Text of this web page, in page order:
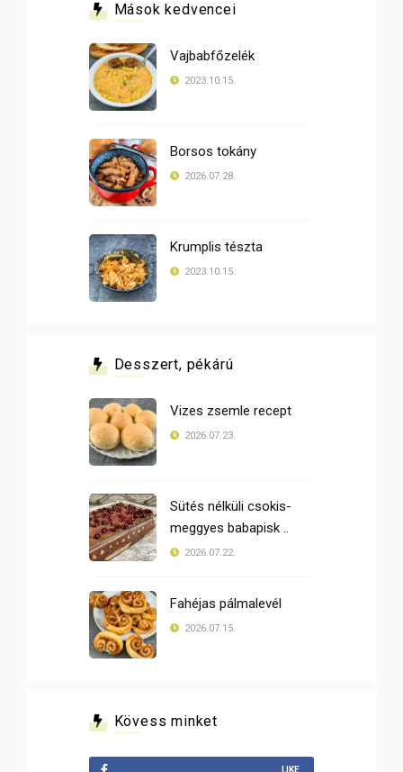
Mások kedvencei
Vajbabfőzelék
2023.10.15.
Borsos tokány
2026.07.28.
Krumplis tészta
2023.10.15.
Desszert, pékárú
Vizes zsemle recept
2026.07.23.
Sütés nélküli csokis-
meggyes babapisk ..
2026.07.22.
Fahéjas pálmalevél
2026.07.15.
Kövess minket
LIKE